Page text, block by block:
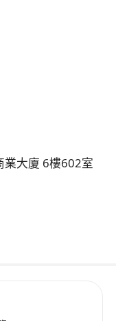
業大廈 6樓602室